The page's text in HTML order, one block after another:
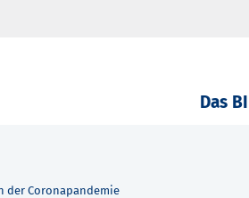
Das
der Coronapandemie